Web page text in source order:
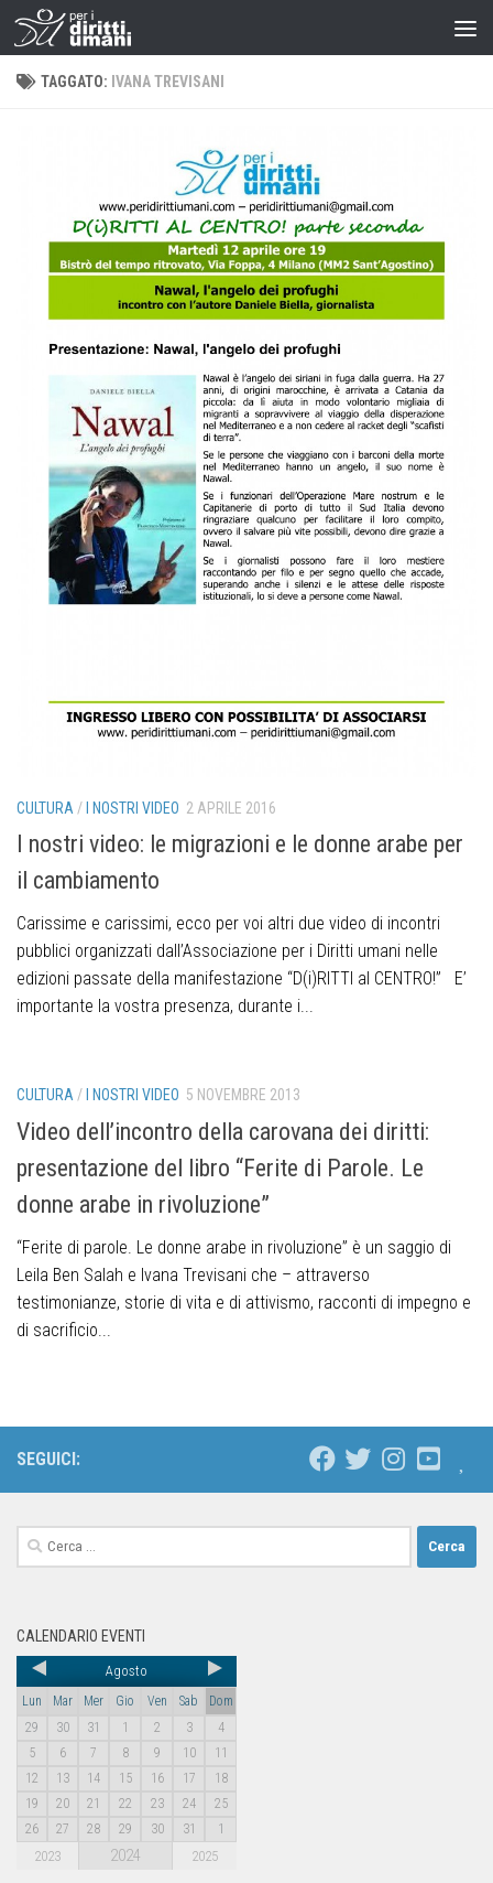
TAGGATO: IVANA TREVISANI
CULTURA / I NOSTRI VIDEO 2 APRILE 2016
I nostri video: le migrazioni e le donne arabe per
il cambiamento
Carissime e carissimi, ecco per voi altri due video di incontri
pubblici organizzati dall’Associazione per i Diritti umani nelle
edizioni passate della manifestazione “D(i)RITTI al CENTRO!” E’
importante la vostra presenza, durante i...
CULTURA/ I NOSTRI VIDEO 5 NOVEMBRE 2013
Video dell’incontro della carovana dei diritti:
presentazione del libro “Ferite di Parole. Le
donne arabe in rivoluzione”
“Ferite di parole. Le donne arabe in rivoluzione” è un saggio di
Leila Ben Salah e Ivana Trevisani che – attraverso
testimonianze, storie di vita e di attivismo, racconti di impegno e
di sacrificio...
SEGUICI:
CALENDARIO EVENTI
Agosto
Lun Mar Mer Gio Ven Sab
Dom
29
30 31 1 2 3
4
5
6 7 8 9 10
11
12
13 14 15 16 17
18
19
20 21 22 23 24
25
26
27 28 29 30 31 1
2023 2024 2025